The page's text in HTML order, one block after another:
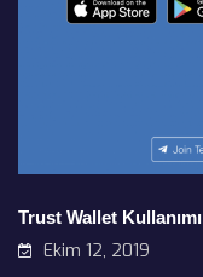
Trust Wallet Kullanımı
Ekim 12, 2019